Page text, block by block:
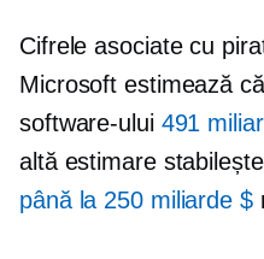
Cifrele asociate cu
Microsoft estimează
software-ului 491
altă estimare
până la 250 miliarde $